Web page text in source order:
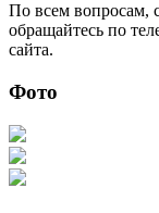
По всем вопросам,
обращайтесь по
сайта.
Фото